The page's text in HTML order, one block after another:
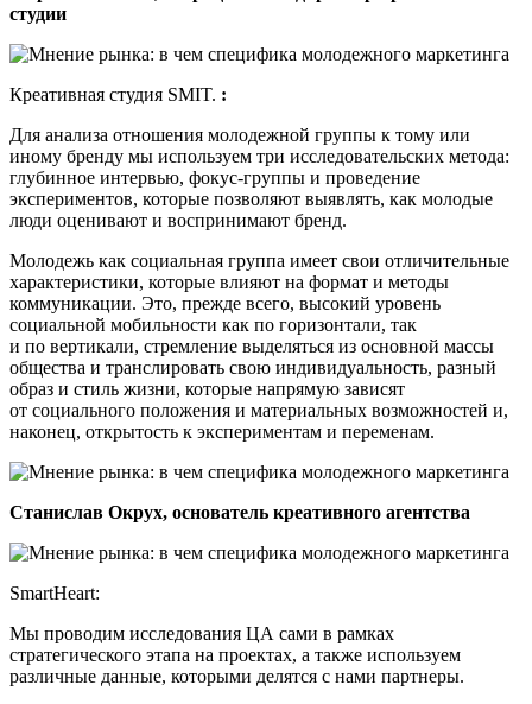
студии
Креативная студия SMIT. :
Для анализа отношения молодежной группы к тому или
иному бренду мы используем три исследовательских метода:
глубинное интервью, фокус-группы и проведение
экспериментов, которые позволяют выявлять, как молодые
люди оценивают и воспринимают бренд.
Молодежь как социальная группа имеет свои отличительные
характеристики, которые влияют на формат и методы
коммуникации. Это, прежде всего, высокий уровень
социальной мобильности как по горизонтали, так
и по вертикали, стремление выделяться из основной массы
общества и транслировать свою индивидуальность, разный
образ и стиль жизни, которые напрямую зависят
от социального положения и материальных возможностей и,
наконец, открытость к экспериментам и переменам.
Станислав Окрух, основатель креативного агентства
SmartHeart:
Мы проводим исследования ЦА сами в рамках
стратегического этапа на проектах, а также используем
различные данные, которыми делятся с нами партнеры.